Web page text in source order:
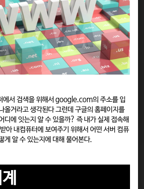
에서 검색을 위해서 google.com의 주소를 입
올거라고 생각된다 그런데 구글의 홈페이지를
디에 잇는지 알 수 있을까? 즉 내가 실제 접속해
아 내컴퓨터에 보여주기 위해서 어떤 서버 컴퓨
게 알 수 있는지에 대해 물어본다.